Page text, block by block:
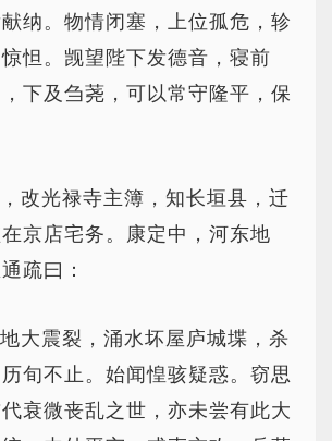
纳。物情闭塞，上位孤危，轸
怛。觊望陛下发德音，寝前
下及刍荛，可以常守隆平，保
改光禄寺主簿，知长垣县，迁
京店宅务。康定中，河东地
疏曰：
大震裂，涌水坏屋庐城堞，杀
旬不止。始闻惶骇疑惑。窃思
衰微丧乱之世，亦未尝有此大